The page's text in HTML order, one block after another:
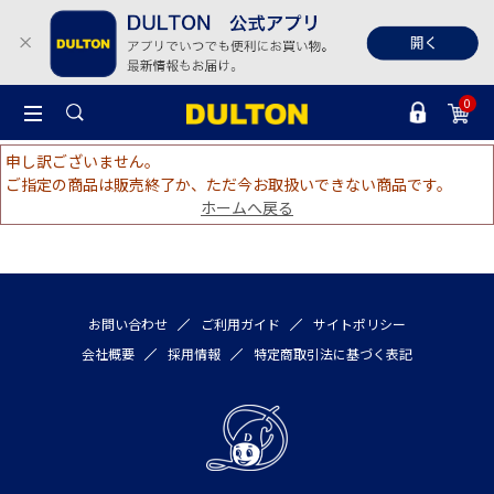
0
申し訳ございません。
ご指定の商品は販売終了か、ただ今お取扱いできない商品です。
ホームへ戻る
お問い合わせ ご利用ガイド
サイトポリシー
会社概要
採用情報 特定商取引法に基づく表記